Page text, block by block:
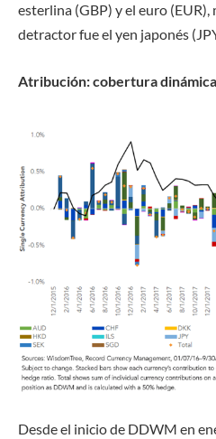
esterlina (GBP) y el euro
detractor fue el yen japonés
Atribución: cobertura
Desde el inicio de DDWM en